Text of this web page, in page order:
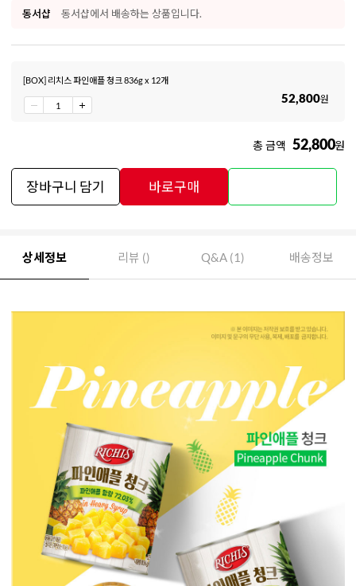
동서샵 동서샵에서 배송하는 상품입니다.
[BOX] 리치스 파인애플 청크 836g x 12개
52,800원
총 금액 52,800원
장바구니 담기 바로구매
상세정보 리뷰 () Q&A (1) 배송정보